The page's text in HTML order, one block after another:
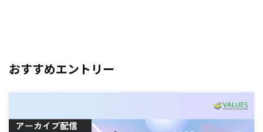
おすすめエントリー